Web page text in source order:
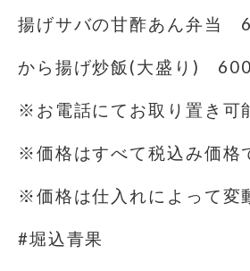
揚げサバの甘酢あん弁当
から揚げ炒飯(大盛り)
※お電話にてお取り置き可
※価格はすべて税込み価格
※価格は仕入れによって変
#堀込青果